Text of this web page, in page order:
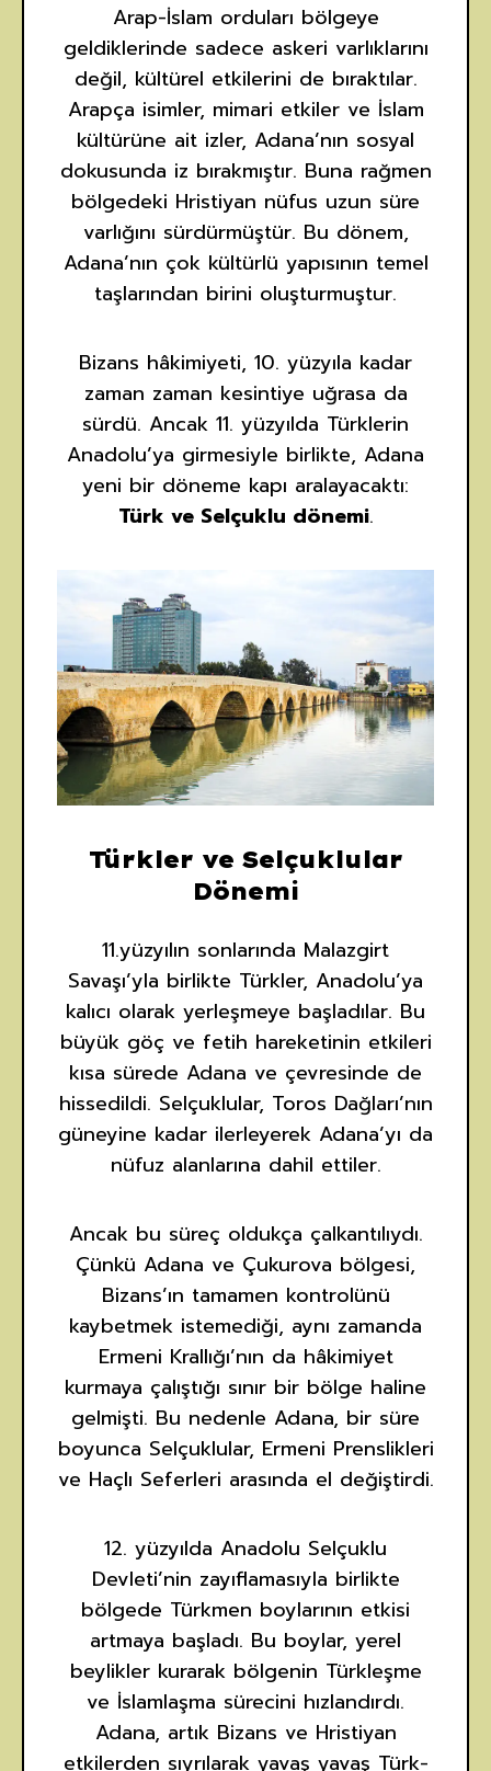
Arap-İslam orduları bölgeye
geldiklerinde sadece askeri varlıklarını
değil, kültürel etkilerini de bıraktılar.
Arapça isimler, mimari etkiler ve İslam
kültürüne ait izler, Adana’nın sosyal
dokusunda iz bırakmıştır. Buna rağmen
bölgedeki Hristiyan nüfus uzun süre
varlığını sürdürmüştür. Bu dönem,
Adana’nın çok kültürlü yapısının temel
taşlarından birini oluşturmuştur.
Bizans hâkimiyeti, 10. yüzyıla kadar
zaman zaman kesintiye uğrasa da
sürdü. Ancak 11. yüzyılda Türklerin
Anadolu’ya girmesiyle birlikte, Adana
yeni bir döneme kapı aralayacaktı:
Türk ve Selçuklu dönemi.
Türkler ve Selçuklular
Dönemi
11.yüzyılın sonlarında Malazgirt
Savaşı’yla birlikte Türkler, Anadolu’ya
kalıcı olarak yerleşmeye başladılar. Bu
büyük göç ve fetih hareketinin etkileri
kısa sürede Adana ve çevresinde de
hissedildi. Selçuklular, Toros Dağları’nın
güneyine kadar ilerleyerek Adana’yı da
nüfuz alanlarına dahil ettiler.
Ancak bu süreç oldukça çalkantılıydı.
Çünkü Adana ve Çukurova bölgesi,
Bizans’ın tamamen kontrolünü
kaybetmek istemediği, aynı zamanda
Ermeni Krallığı’nın da hâkimiyet
kurmaya çalıştığı sınır bir bölge haline
gelmişti. Bu nedenle Adana, bir süre
boyunca Selçuklular, Ermeni Prenslikleri
ve Haçlı Seferleri arasında el değiştirdi.
12. yüzyılda Anadolu Selçuklu
Devleti’nin zayıflamasıyla birlikte
bölgede Türkmen boylarının etkisi
artmaya başladı. Bu boylar, yerel
beylikler kurarak bölgenin Türkleşme
ve İslamlaşma sürecini hızlandırdı.
Adana, artık Bizans ve Hristiyan
etkilerden sıyrılarak yavaş yavaş Türk-